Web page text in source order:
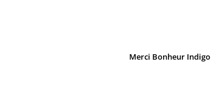
Merci Bonheur Indigo